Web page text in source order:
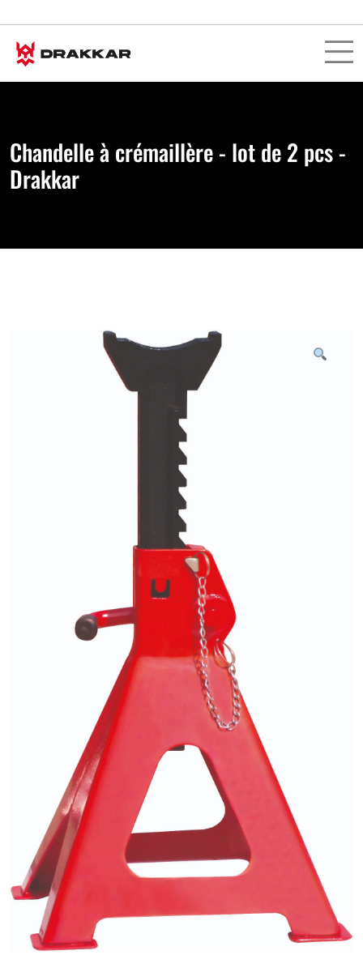
Chandelle à crémaillère - lot de 2 pcs -
Drakkar